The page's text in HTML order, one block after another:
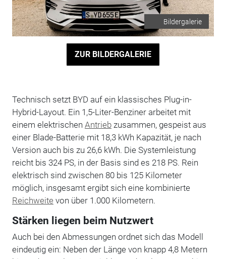
Bildergalerie
ZUR BILDERGALERIE
Technisch setzt BYD auf ein klassisches Plug-in-
Hybrid-Layout. Ein 1,5-Liter-Benziner arbeitet mit
einem elektrischen Antriebzusammen, gespeist aus
einer Blade-Batterie mit 18,3 kWh Kapazität, je nach
Version auch bis zu 26,6 kWh. Die Systemleistung
reicht bis 324 PS, in der Basis sind es 218 PS. Rein
elektrisch sind zwischen 80 bis 125 Kilometer
möglich, insgesamt ergibt sich eine kombinierte
Reichweite von über 1.000 Kilometern.
Stärken liegen beim Nutzwert
Auch bei den Abmessungen ordnet sich das Modell
eindeutig ein: Neben der Länge von knapp 4,8 Metern